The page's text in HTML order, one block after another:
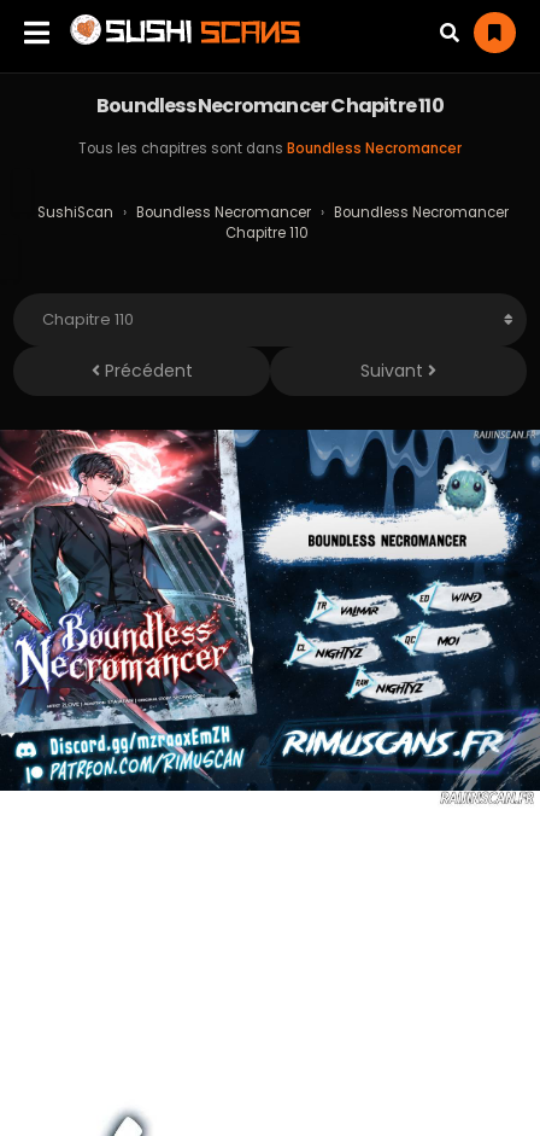
Boundless Necromancer Chapitre 110
Tous les chapitres sont dans Boundless Necromancer
SushiScan › Boundless Necromancer › Boundless Necromancer
Chapitre 110
Précédent Suivant